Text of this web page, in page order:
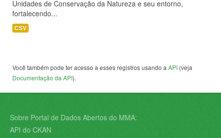
Unidades de Conservação da Natureza e seu entorno,
fortalecendo...
CSV
Você também pode ter acesso a esses registros usando a API (veja
Documentação da API).
Sobre Portal de Dados Abertos do MMA:
API do CKAN